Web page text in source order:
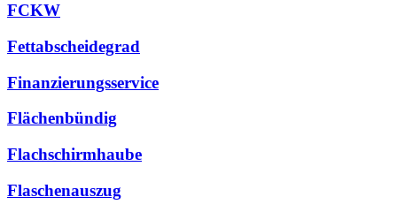
FCKW
Fettabscheidegrad
Finanzierungsservice
Flächenbündig
Flachschirmhaube
Flaschenauszug